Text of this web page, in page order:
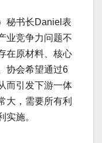
秘书长Daniel表
业竞争力问题不
在原材料、核心
协会希望通过6
而引发下游一体
大，需要所有利
实施。